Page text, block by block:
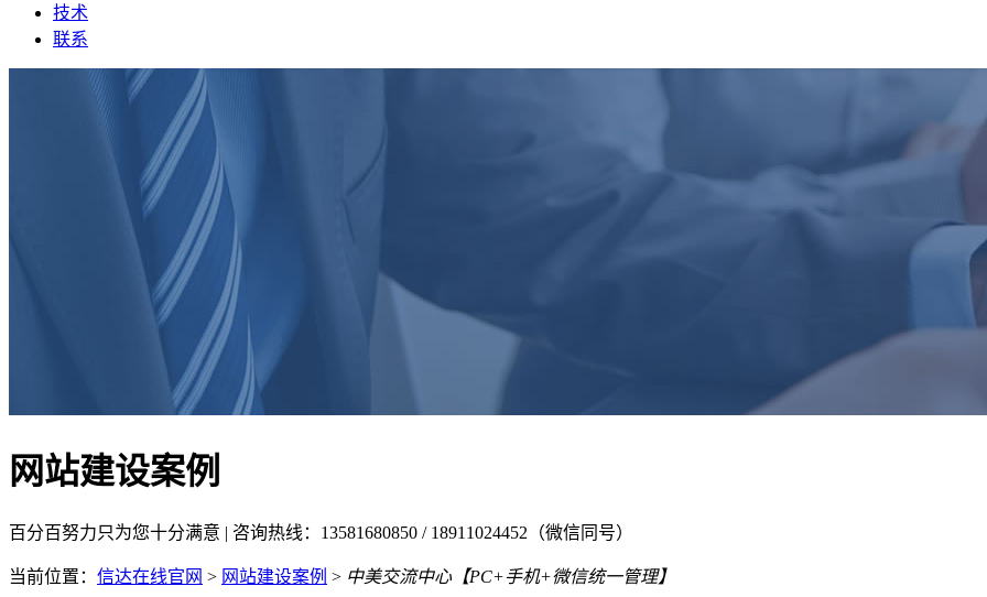
技术
联系
网站建设案例
百分百努力只为您十分满意 | 咨询热线：13581680850 / 18911024452（微信同号）
当前位置： 信达在线官网 > 网站建设案例 > 中美交流中心【PC+手机+微信统一管理】